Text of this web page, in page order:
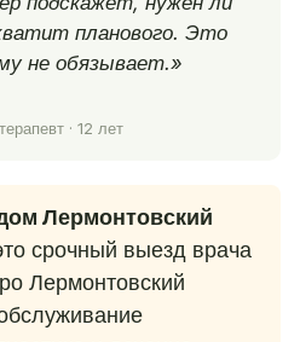
планового. Это
не обязывает.»
· 12 лет
Лермонтовский
срочный выезд врача
Лермонтовский